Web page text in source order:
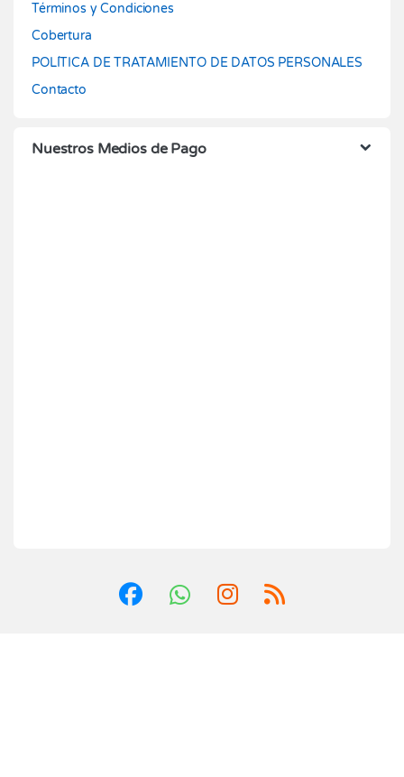
Términos y Condiciones
Cobertura
POLÍTICA DE TRATAMIENTO DE DATOS PERSONALES
Contacto
Nuestros Medios de Pago